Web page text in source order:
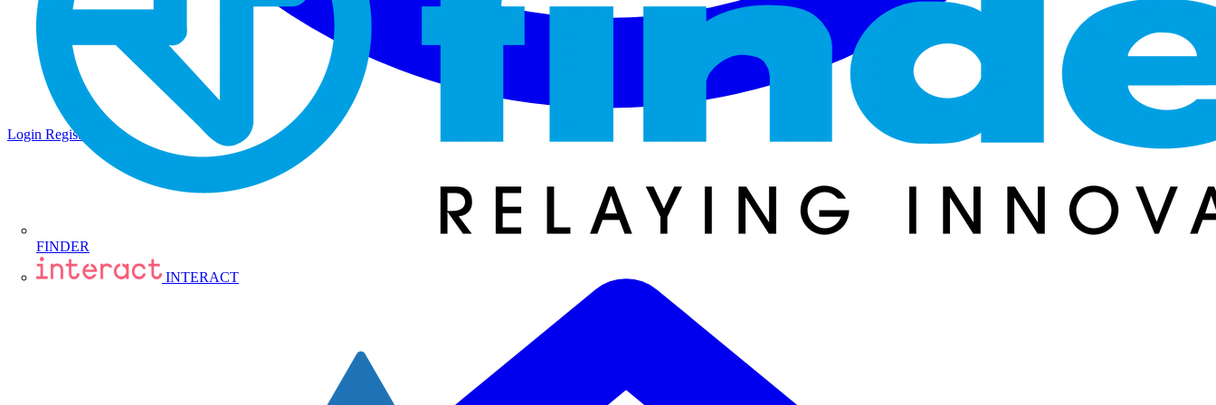
FINDER
INTERACT
Login Registrati